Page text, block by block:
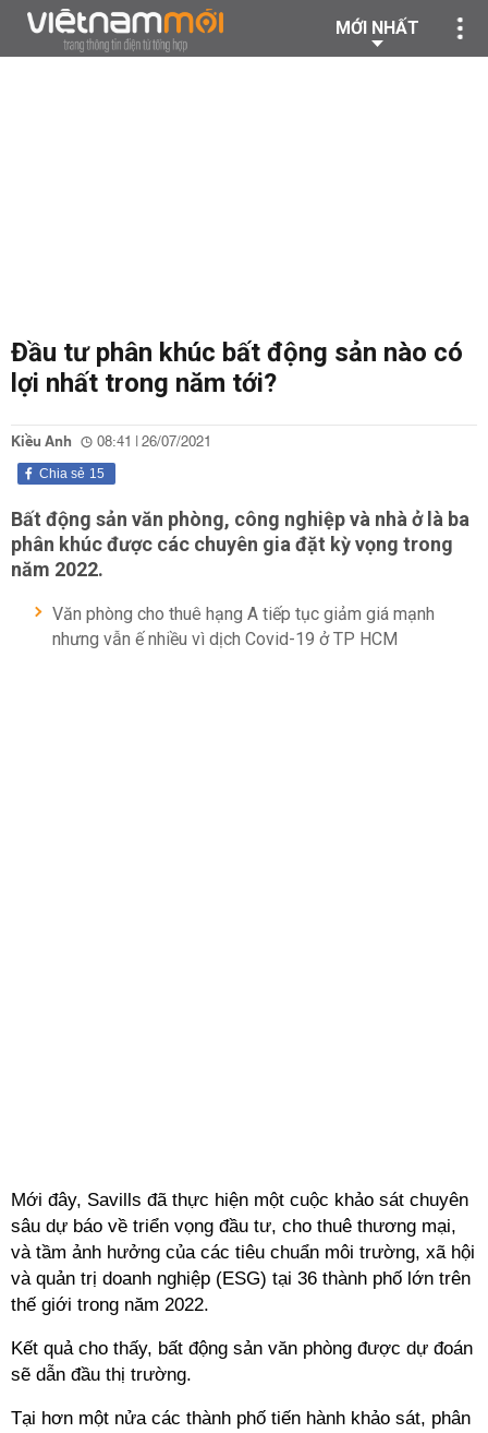
MỚI NHẤT
Đầu tư phân khúc bất động sản nào có
lợi nhất trong năm tới?
Kiều Anh 08:41 | 26/07/2021
15
Chia sẻ
Bất động sản văn phòng, công nghiệp và nhà ở là ba
phân khúc được các chuyên gia đặt kỳ vọng trong
năm 2022.
Văn phòng cho thuê hạng A tiếp tục giảm giá mạnh
nhưng vẫn ế nhiều vì dịch Covid-19 ở TP HCM
Mới đây, Savills đã thực hiện một cuộc khảo sát chuyên
sâu dự báo về triển vọng đầu tư, cho thuê thương mại,
và tầm ảnh hưởng của các tiêu chuẩn môi trường, xã hội
và quản trị doanh nghiệp (ESG) tại 36 thành phố lớn trên
thế giới trong năm 2022.
Kết quả cho thấy, bất động sản văn phòng được dự đoán
sẽ dẫn đầu thị trường.
Tại hơn một nửa các thành phố tiến hành khảo sát, phân